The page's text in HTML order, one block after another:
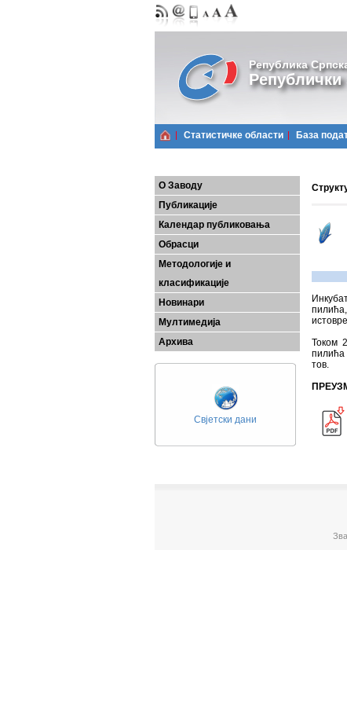
Република
Републички
Статистичке области Базa
О Заводу
Публикације
Календар публиковања
Обрасци
Методологије и
класификације
Новинари
Мултимедија
Архива
Свјетски дани
Током
пилића
тов.